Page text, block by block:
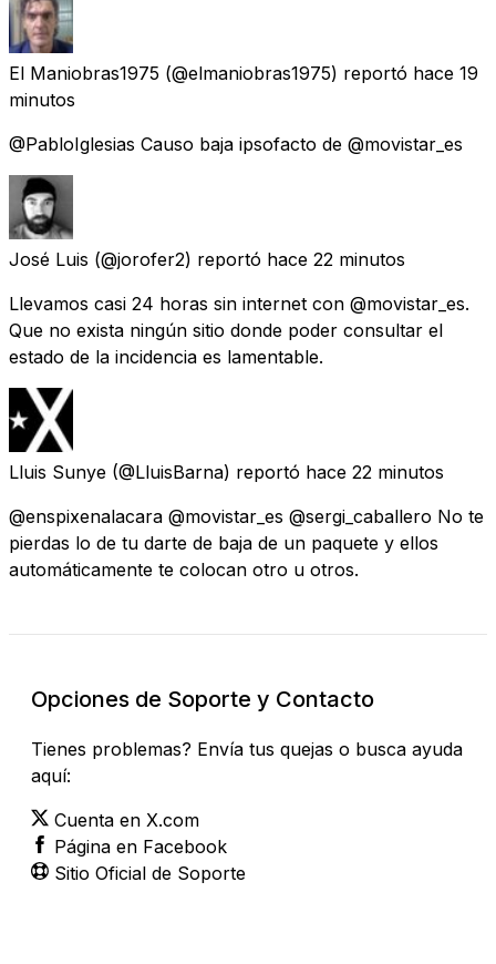
El Maniobras1975 (@elmaniobras1975) reportó hace 19
minutos
@PabloIglesias Causo baja ipsofacto de @movistar_es
José Luis (@jorofer2) reportó hace 22 minutos
Llevamos casi 24 horas sin internet con @movistar_es.
Que no exista ningún sitio donde poder consultar el
estado de la incidencia es lamentable.
Lluis Sunye (@LluisBarna) reportó hace 22 minutos
@enspixenalacara @movistar_es @sergi_caballero No te
pierdas lo de tu darte de baja de un paquete y ellos
automáticamente te colocan otro u otros.
Opciones de Soporte y Contacto
Tienes problemas? Envía tus quejas o busca ayuda
aquí:
Cuenta en X.com
Página en Facebook
Sitio Oficial de Soporte